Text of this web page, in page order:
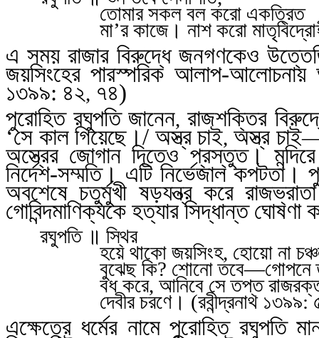
তোমার সকল বল করো একত্রিত
মা’র কাজে। নাশ করো
এ সময় রাজার বিরুদ্ধে জনগণকেও
জয়সিংহের পারস্পরিক আলাপ-আলোচনায়
১৩৯৯: ৪২, ৭৪)
পুরোহিত রঘুপতি জানেন,রাজশক্তির
‘সে কাল গিয়েছে।/ অস্ত্র চাই,অস্ত্র চাই
অস্ত্রের জোগান দিতেও প্রস্তুত।
নির্দেশ-সম্মতি। এটি নির্ভেজাল
অবশেষে চতুর্মুখী ষড়যন্ত্র করে
গোবিন্দমাণিক্যকে হত্যার সিদ্ধান্ত ঘোষণা
রঘুপতি ॥ স্থির
হয়ে থাকো জয়সিংহ, হোয়ো না
বুঝেছ কি? শোনো তবে—গোপনে
বধ করে, আনিবে সে তপ্ত
দেবীর চরণে। (রবীন্দ্রনাথ ১৩৯৯:
এক্ষেত্রে ধর্মের নামে পুরোহিত রঘুপতি